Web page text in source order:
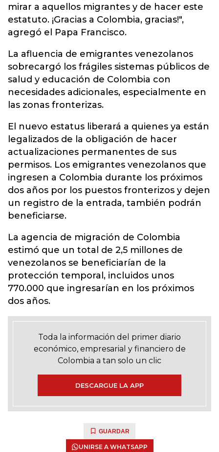
mirar a aquellos migrantes y de hacer este
estatuto. ¡Gracias a Colombia, gracias!",
agregó el Papa Francisco.
La afluencia de emigrantes venezolanos
sobrecargó los frágiles sistemas públicos de
salud y educación de Colombia con
necesidades adicionales, especialmente en
las zonas fronterizas.
El nuevo estatus liberará a quienes ya están
legalizados de la obligación de hacer
actualizaciones permanentes de sus
permisos. Los emigrantes venezolanos que
ingresen a Colombia durante los próximos
dos años por los puestos fronterizos y dejen
un registro de la entrada, también podrán
beneficiarse.
La agencia de migración de Colombia
estimó que un total de 2,5 millones de
venezolanos se beneficiarían de la
protección temporal, incluidos unos
770.000 que ingresarían en los próximos
dos años.
Toda la información del primer diario
económico, empresarial y financiero de
Colombia a tan solo un clic
DESCARGUE LA APP
GUARDAR
UNIRSE A WHATSAPP